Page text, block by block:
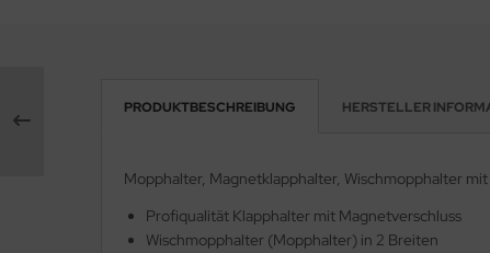
PRODUKTBESCHREIBUNG HERSTELLER
Mopphalter, Magnetklapphalter, Wischmopphalter
Profiqualität Klapphalter mit Magnetverschluss
Wischmopphalter (Mopphalter) in 2 Breiten